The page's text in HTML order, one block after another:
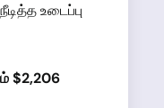
உடைப்பு
$2,206